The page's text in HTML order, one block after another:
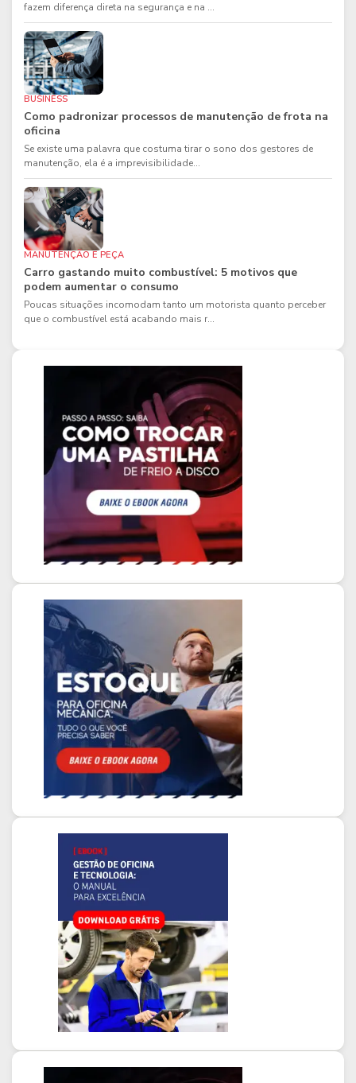
fazem diferença direta na segurança e na ...
BUSINESS
Como padronizar processos de manutenção de frota na
oficina
Se existe uma palavra que costuma tirar o sono dos gestores de
manutenção, ela é a imprevisibilidade...
MANUTENÇÃO E PEÇA
Carro gastando muito combustível: 5 motivos que
podem aumentar o consumo
Poucas situações incomodam tanto um motorista quanto perceber
que o combustível está acabando mais r...